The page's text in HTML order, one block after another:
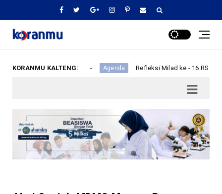
KORANMU KALTENG:
Peradaban Agenda Refleksi Milad ke - 16 RS Islam PKU